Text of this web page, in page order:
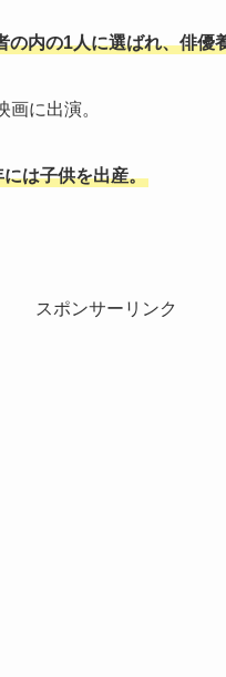
内の1人に選ばれ、俳優
に出演。
は子供を出産。
スポンサーリンク